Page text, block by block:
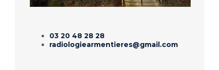
03 20 48 28 28
radiologiearmentieres@gmail.com